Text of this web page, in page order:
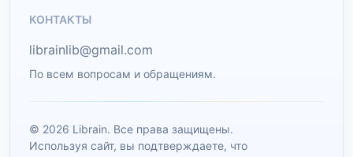
КОНТАКТЫ
librainlib@gmail.com
По всем вопросам и обращениям.
© 2026 Librain. Все права защищены.
Используя сайт, вы подтверждаете, что